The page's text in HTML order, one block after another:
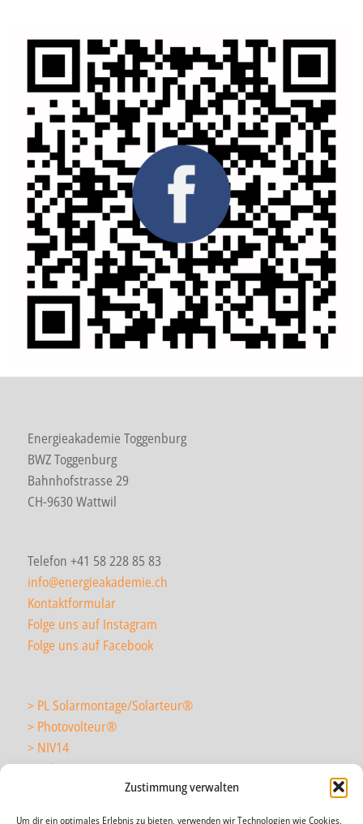
Zustimmung verwalten
Um dir ein optimales Erlebnis zu bieten, verwenden wir Technologien wie Cookies,
Energieakademie Toggenburg
BWZ Toggenburg
Bahnhofstrasse 29
CH-9630 Wattwil
Telefon +41 58 228 85 83
info@energieakademie.ch
Kontaktformular
Folge uns auf Instagram
Folge uns auf Facebook
> PL Solarmontage/Solarteur®
> Photovolteur®
> NIV14
> Solarmonteur